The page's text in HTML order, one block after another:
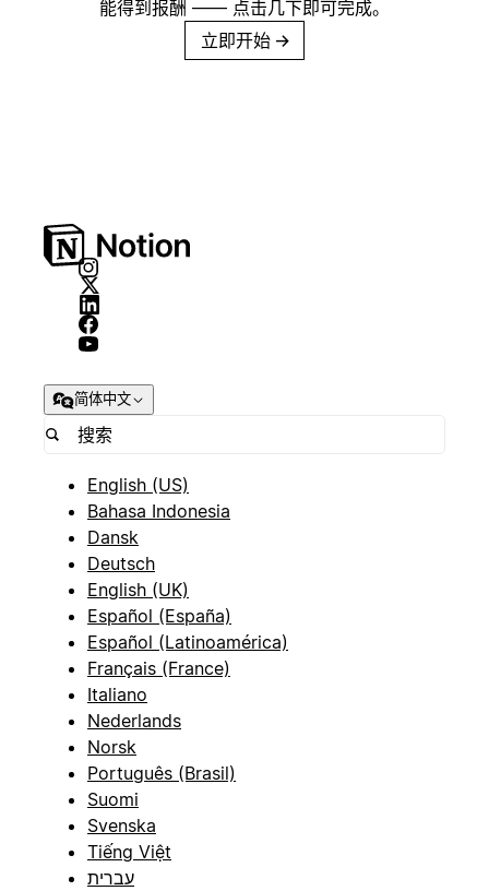
能得到报酬 —— 点击几下即可完成。
立即开始 →
简体中文
English (US)
Bahasa Indonesia
Dansk
Deutsch
English (UK)
Español (España)
Español (Latinoamérica)
Français (France)
Italiano
Nederlands
Norsk
Português (Brasil)
Suomi
Svenska
Tiếng Việt
עברית